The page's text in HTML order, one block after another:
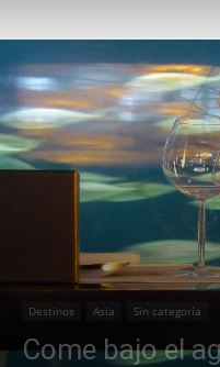
Destinos Asia Sin categoría
Come bajo el